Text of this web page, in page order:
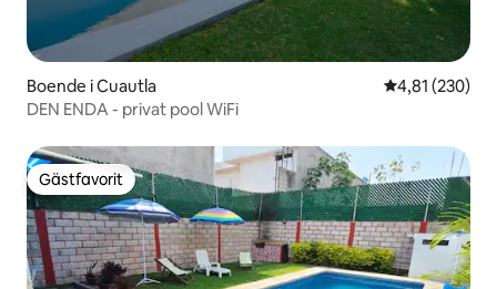
Boende i Cuautla 4,81 av 5 i
4,81 (230)
DEN ENDA - privat pool WiFi
Gästfavorit
Gästfavorit